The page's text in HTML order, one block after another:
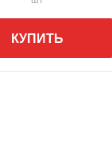
КУПИТЬ